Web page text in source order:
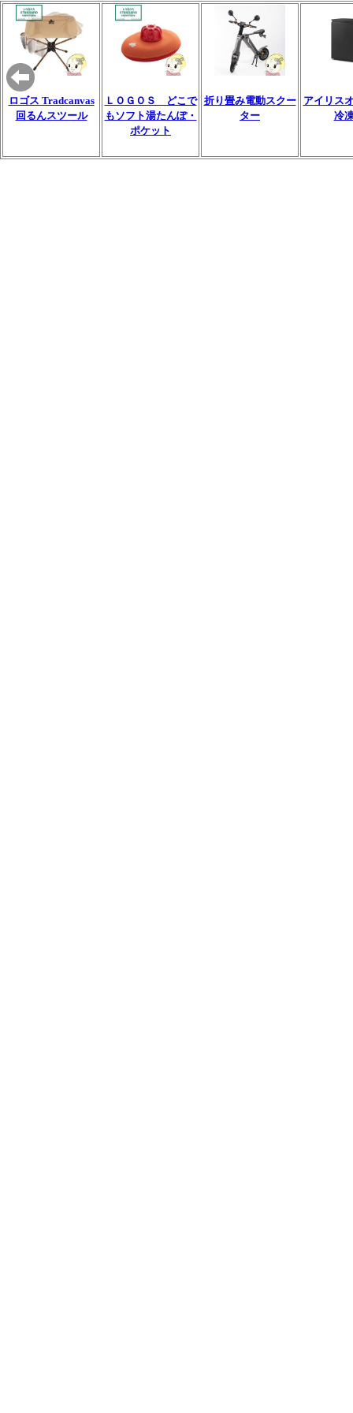
ロゴス Tradcanvas
回るんスツール
ＬＯＧＯＳ どこで
もソフト湯たんぽ・
ポケット
折り畳み電動スクー
ター
アイリス
冷